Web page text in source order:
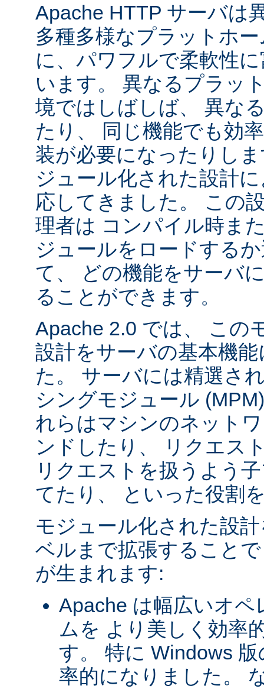
Apache HTTP サーバは
多種多様なプラットホ
に、パワフルで柔軟性
います。 異なるプラッ
境ではしばしば、 異な
たり、 同じ機能でも効
装が必要になったりし
ジュール化された設計
応してきました。 この
理者は コンパイル時ま
ジュールをロードする
て、 どの機能をサーバ
ることができます。
Apache 2.0 では、 この
設計をサーバの基本機
た。 サーバには精選さ
シングモジュール
れらはマシンのネット
ンドしたり、 リクエス
リクエストを扱うよう
てたり、 といった役割
モジュール化された設
ベルまで拡張すること
が生まれます:
Apache は幅広いオ
ムを より美しく効率
す。 特に Windows
率的になりました。